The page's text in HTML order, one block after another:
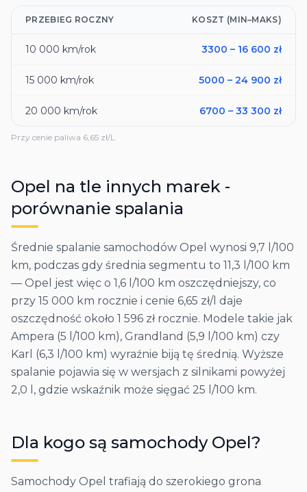
PRZEBIEG ROCZNY KOSZT (MIN–MAKS)
10 000 km/rok 3300 – 16 600 zł
15 000 km/rok 5000 – 24 900 zł
20 000 km/rok 6700 – 33 300 zł
Przy cenie paliwa 6,65 zł/L
Opel na tle innych marek -
porównanie spalania
Średnie spalanie samochodów Opel wynosi 9,7 l/100
km, podczas gdy średnia segmentu to 11,3 l/100 km
— Opel jest więc o 1,6 l/100 km oszczędniejszy, co
przy 15 000 km rocznie i cenie 6,65 zł/l daje
oszczędność około 1 596 zł rocznie. Modele takie jak
Ampera (5 l/100 km), Grandland (5,9 l/100 km) czy
Karl (6,3 l/100 km) wyraźnie biją tę średnią. Wyższe
spalanie pojawia się w wersjach z silnikami powyżej
2,0 l, gdzie wskaźnik może sięgać 25 l/100 km.
Dla kogo są samochody Opel?
Samochody Opel trafiają do szerokiego grona